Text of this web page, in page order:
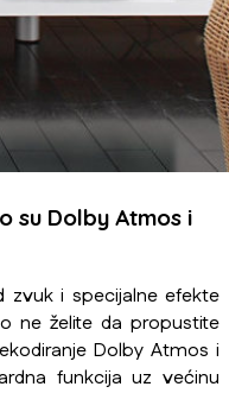
su Dolby Atmos i
zvuk i specijalne efekte
ne želite da propustite
Dolby Atmos i
funkcija uz većinu